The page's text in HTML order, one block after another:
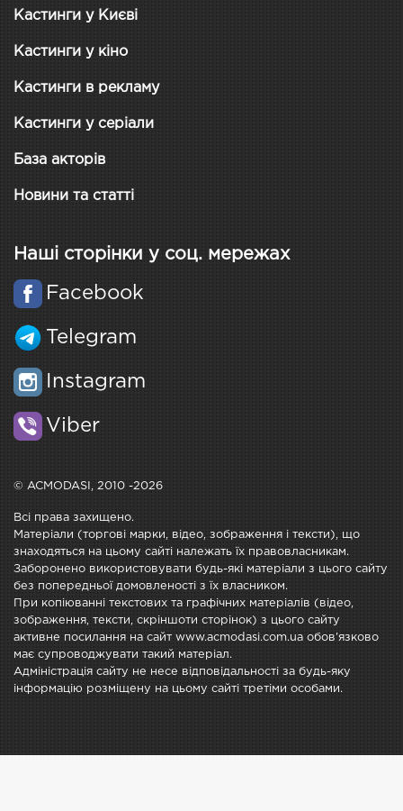
Кастинги у Києві
Кастинги у кіно
Кастинги в рекламу
Кастинги у серіали
База акторів
Новини та статті
Наші сторінки у соц. мережах
Facebook
Telegram
Instagram
Viber
© ACMODASI, 2010 -2026
Всі права захищено.
Матеріали (торгові марки, відео, зображення і тексти), що
знаходяться на цьому сайті належать їх правовласникам.
Заборонено використовувати будь-які матеріали з цього сайту
без попередньої домовленості з їх власником.
При копіюванні текстових та графічних матеріалів (відео,
зображення, тексти, скріншоти сторінок) з цього сайту
активне посилання на сайт www.acmodasi.com.ua обов'язково
має супроводжувати такий матеріал.
Адміністрація сайту не несе відповідальності за будь-яку
інформацію розміщену на цьому сайті третіми особами.